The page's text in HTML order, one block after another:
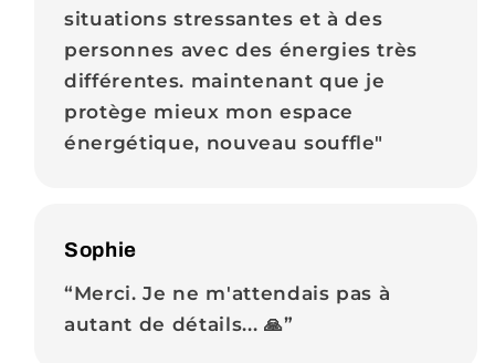
situations stressantes et à des
personnes avec des énergies très
différentes. maintenant que je
protège mieux mon espace
énergétique, nouveau souffle"
Sophie
“Merci. Je ne m'attendais pas à
autant de détails... 🙏”